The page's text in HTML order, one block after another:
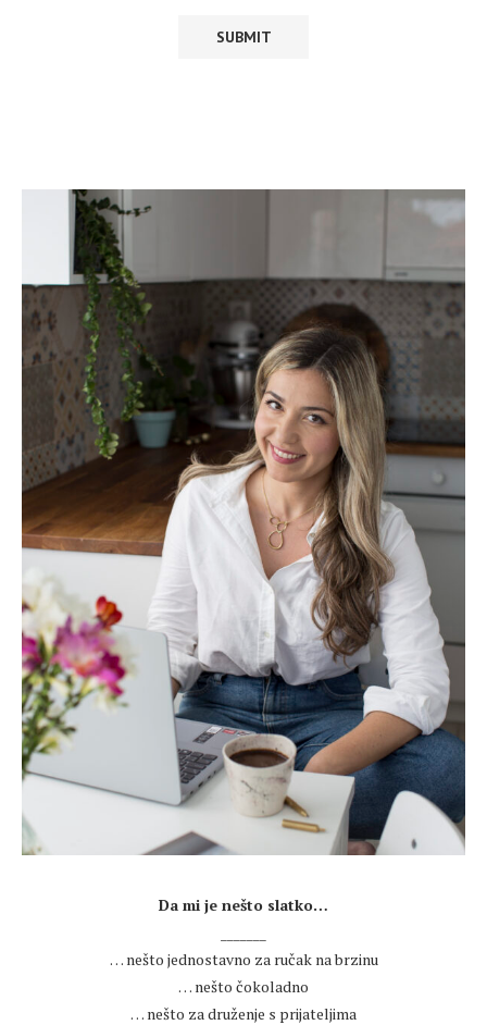
Da mi je nešto slatko…
… nešto jednostavno za ručak na brzinu
… nešto čokoladno
… nešto za druženje s prijateljima